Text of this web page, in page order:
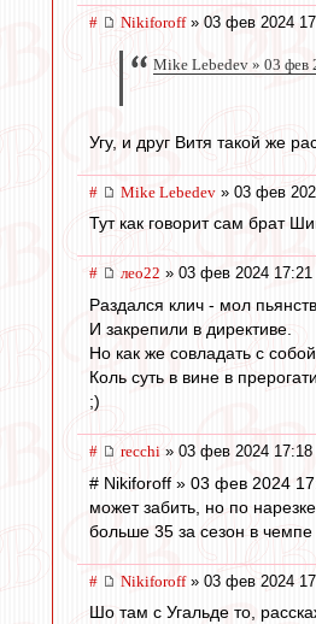
# Nikiforoff» 03 фев 2024
Mike Lebedev » 03 фев
Угу, и друг Витя такой же
# Mike Lebedev » 03 фев
Тут как говорит сам брат
# лео22 » 03 фев 2024 17:21
Раздался клич - мол
И закрепили в директиве.
Но как же совладать с собой,
Коль суть в вине в
;)
# recchi » 03 фев 2024 17:18
# Nikiforoff » 03 фев 2024
может забить, но по
больше 35 за сезон в
# Nikiforoff» 03 фев 2024
Шо там с Угальде то,